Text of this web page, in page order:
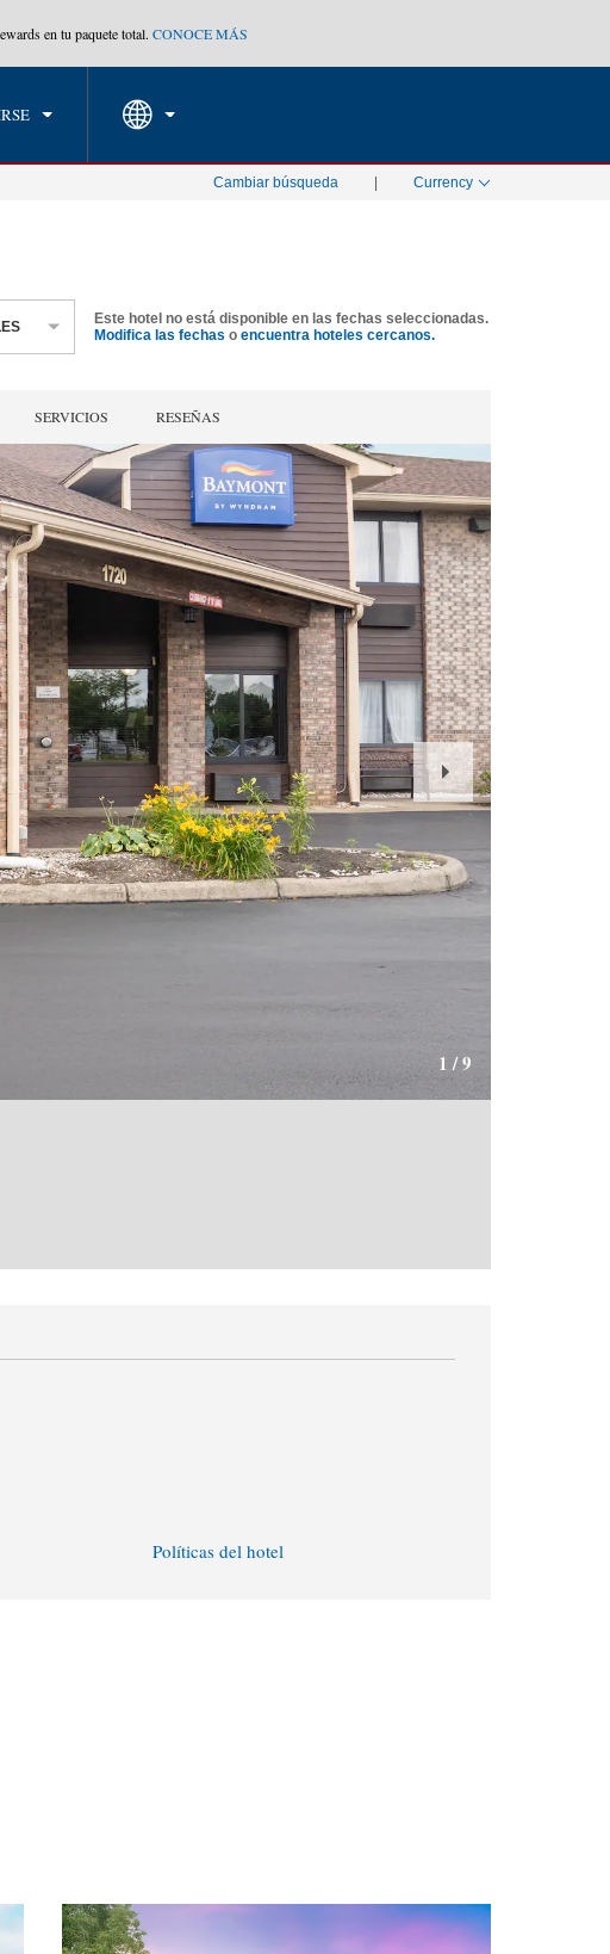
en tu paquete total.CONOCE MÁS
,1 HUÉSPED TARIFAS ESPECIALES
Cambiar búsqueda Currency
Este hotel no está disponible en las fechas seleccionadas.
Modifica las fechas o encuentra hoteles cercanos.
SERVICIOS RESEÑAS
1/9
Next
Slide
Políticas del hotel